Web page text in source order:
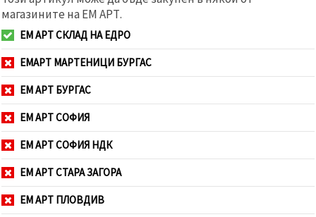
магазините на ЕМ АРТ.
ЕМ АРТ СКЛАД НА ЕДРО
ЕМАРТ МАРТЕНИЦИ БУРГАС
ЕМ АРТ БУРГАС
ЕМ АРТ СОФИЯ
ЕМ АРТ СОФИЯ НДК
ЕМ АРТ СТАРА ЗАГОРА
ЕМ АРТ ПЛОВДИВ